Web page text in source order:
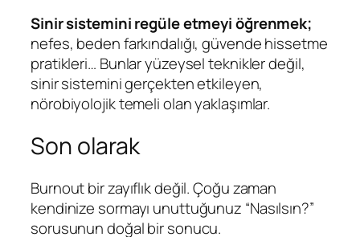
Sinir sistemini regüle etmeyi öğrenmek;
nefes, beden farkındalığı, güvende hissetme
pratikleri… Bunlar yüzeysel teknikler değil,
sinir sistemini gerçekten etkileyen,
nörobiyolojik temeli olan yaklaşımlar.
Son olarak
Burnout bir zayıflık değil. Çoğu zaman
kendinize sormayı unuttuğunuz “Nasılsın?”
sorusunun doğal bir sonucu.